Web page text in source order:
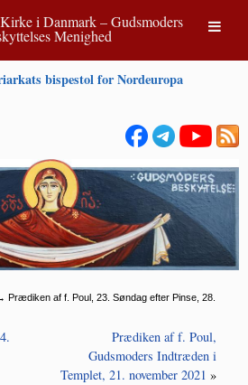
i Danmark – Gudsmoders
Menighed
bispestol for Nordeuropa
Prædiken af f. Poul, 23. Søndag efter Pinse, 28.
Prædiken af f. Poul,
Gudsmoders Indtræden i
Templet, 21. november 2021 »